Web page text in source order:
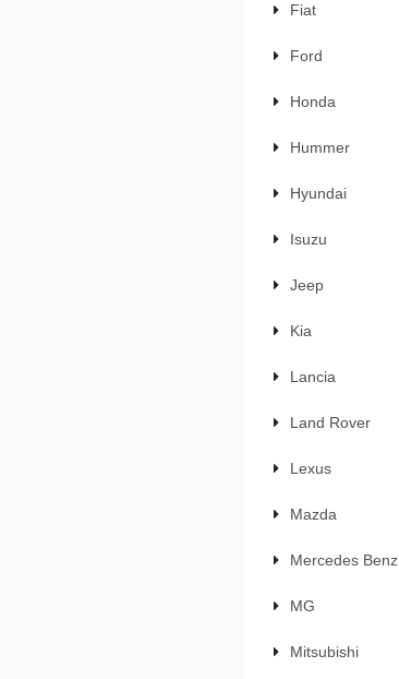
Fiat
Ford
Honda
Hummer
Hyundai
Isuzu
Jeep
Kia
Lancia
Land Rover
Lexus
Mazda
Mercedes Benz
MG
Mitsubishi